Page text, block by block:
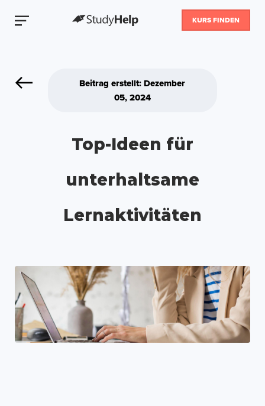
KURS FINDEN
Beitrag erstellt: Dezember
05, 2024
Top-Ideen für
unterhaltsame
Lernaktivitäten